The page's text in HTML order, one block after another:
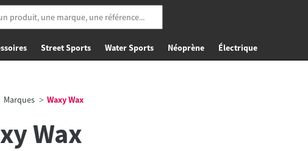
Street Sports Water Sports Néoprène Électrique
Marques Waxy Wax
Wax